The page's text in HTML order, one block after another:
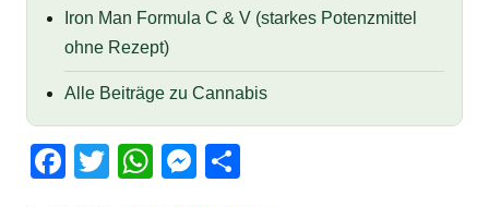
Iron Man Formula C & V (starkes Potenzmittel
ohne Rezept)
Alle Beiträge zu Cannabis
F
T
W
M